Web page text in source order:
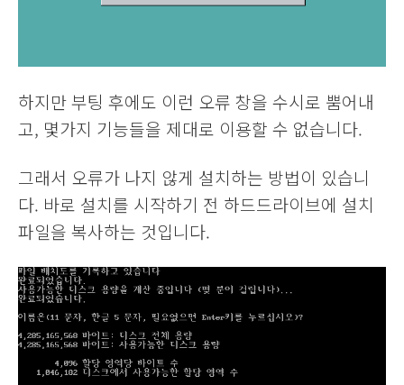
하지만 부팅 후에도 이런 오류 창을 수시로 뿜어내
고, 몇가지 기능들을 제대로 이용할 수 없습니다.
그래서 오류가 나지 않게 설치하는 방법이 있습니
다. 바로 설치를 시작하기 전 하드드라이브에 설치
파일을 복사하는 것입니다.